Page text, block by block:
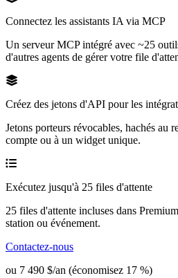
Connectez les assistants IA via MCP
Un serveur MCP intégré avec ~25
d'autres agents de gérer votre file
Créez des jetons d'API pour les
Jetons porteurs révocables, hachés au
compte ou à un widget unique.
Exécutez jusqu'à 25 files d'attente
25 files d'attente incluses dans
station ou événement.
Contactez-nous
ou 7 490 $/an (économisez 17 %)